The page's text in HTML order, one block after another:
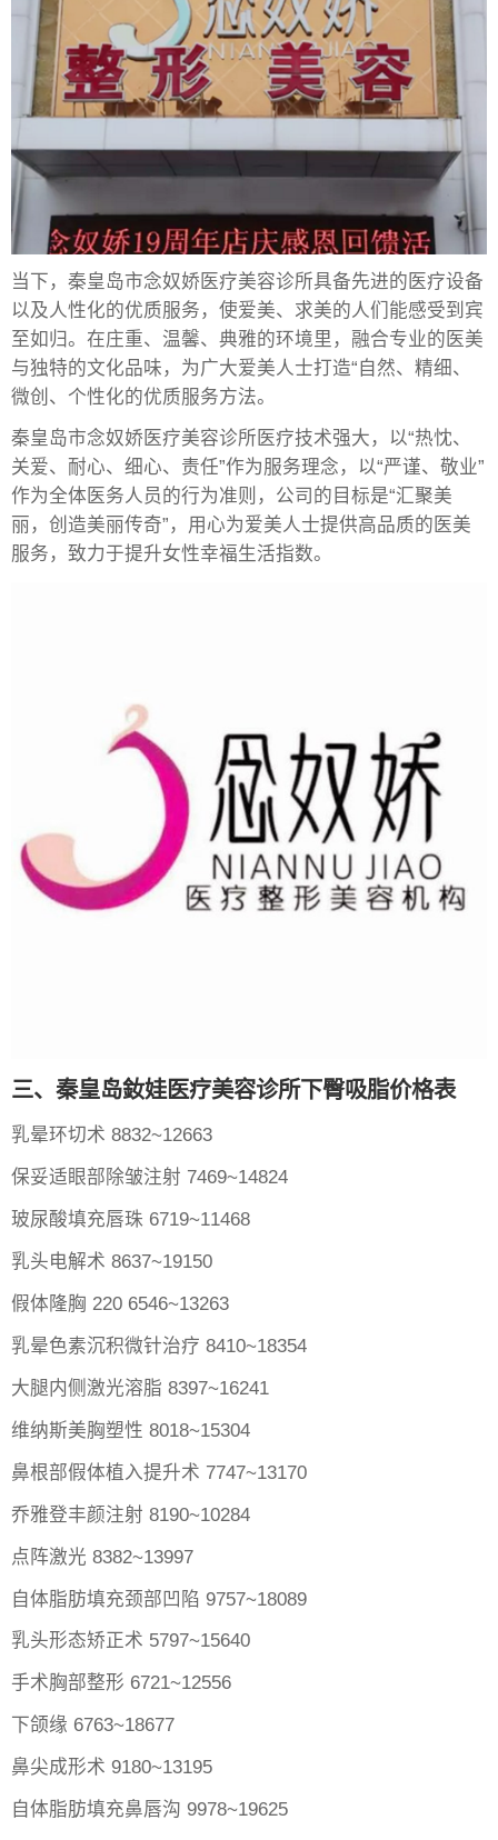
当下，秦皇岛市念奴娇医疗美容诊所具备先进的医疗设备
以及人性化的优质服务，使爱美、求美的人们能感受到宾
至如归。在庄重、温馨、典雅的环境里，融合专业的医美
与独特的文化品味，为广大爱美人士打造“自然、精细、
微创、个性化的优质服务方法。
秦皇岛市念奴娇医疗美容诊所医疗技术强大，以“热忱、
关爱、耐心、细心、责任”作为服务理念，以“严谨、敬业”
作为全体医务人员的行为准则，公司的目标是“汇聚美
丽，创造美丽传奇”，用心为爱美人士提供高品质的医美
服务，致力于提升女性幸福生活指数。
三、秦皇岛釹娃医疗美容诊所下臀吸脂价格表
乳晕环切术 8832~12663
保妥适眼部除皱注射 7469~14824
玻尿酸填充唇珠 6719~11468
乳头电解术 8637~19150
假体隆胸 220 6546~13263
乳晕色素沉积微针治疗 8410~18354
大腿内侧激光溶脂 8397~16241
维纳斯美胸塑性 8018~15304
鼻根部假体植入提升术 7747~13170
乔雅登丰颜注射 8190~10284
点阵激光 8382~13997
自体脂肪填充颈部凹陷 9757~18089
乳头形态矫正术 5797~15640
手术胸部整形 6721~12556
下颌缘 6763~18677
鼻尖成形术 9180~13195
自体脂肪填充鼻唇沟 9978~19625